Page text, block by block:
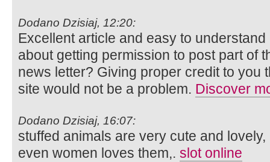
Dodano Dzisiaj, 12:20:
Excellent article and easy to
about getting permission to post part of
news letter? Giving proper credit to you
site would not be a problem. Discover
Dodano Dzisiaj, 16:07:
stuffed animals are very cute and
even women loves them,. slot online